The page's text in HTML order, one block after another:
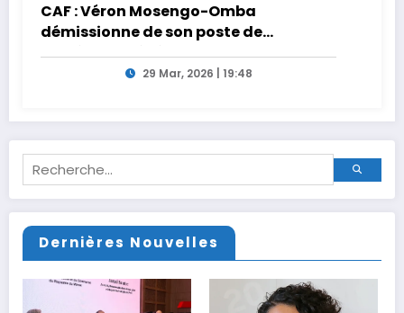
CAF : Véron Mosengo-Omba
démissionne de son poste de
Secrétaire Général
29 Mar, 2026 | 19:48
Dernières Nouvelles